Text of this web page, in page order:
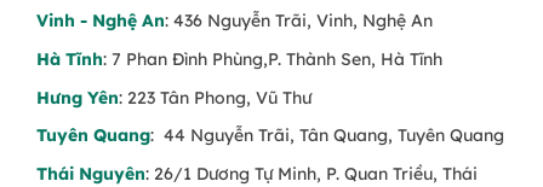
Vinh - Nghệ An: 436 Nguyễn Trãi, Vinh, Nghệ An
Hà Tĩnh: 7 Phan Đình Phùng,P. Thành Sen, Hà Tĩnh
Hưng Yên: 223 Tân Phong, Vũ Thư
Tuyên Quang: 44 Nguyễn Trãi, Tân Quang, Tuyên Quang
Thái Nguyên: 26/1 Dương Tự Minh, P. Quan Triều, Thái